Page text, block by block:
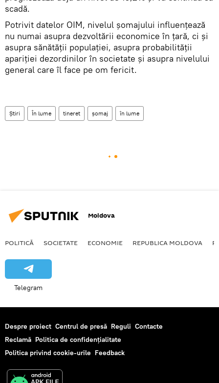
scadă.
Potrivit datelor OIM, nivelul șomajului influențează
nu numai asupra dezvoltării economice în țară, ci și
asupra sănătății populației, asupra probabilității
apariției dezordinilor în societate și asupra nivelului
general care îl face pe om fericit.
Știri În lume tineret șomaj în lume
Moldova
POLITICĂ SOCIETATE ECONOMIE REPUBLICA MOLDOVA
Telegram
Despre proiect Centrul de presă Reguli Contacte
Reclamă Politica de confidențialitate
Politica privind cookie-urile Feedback